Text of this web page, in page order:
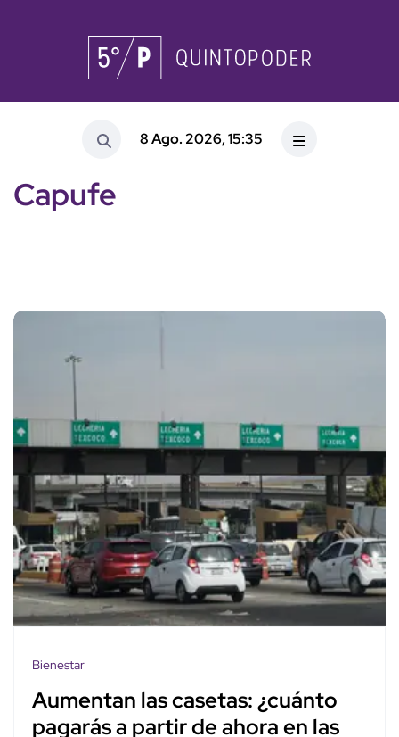
8 Ago. 2026, 15:35
Capufe
Bienestar
Aumentan las casetas: ¿cuánto
pagarás a partir de ahora en las